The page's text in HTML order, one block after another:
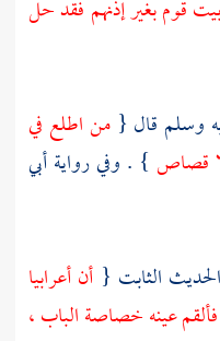
قوم بغير إذنهم فقد حل
وسلم قال {من اطلع في
قصاص } . وفي روايةأبي
الثابت { أن أعرابيا
عينه خصاصة الباب ،